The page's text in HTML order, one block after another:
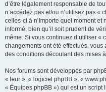
d’être légalement responsable de
n’accédez pas et/ou n’utilisez pas «
celles-ci à n’importe quel moment
informé, bien qu’il soit prudent de
même. Si vous continuez d’utiliser «
changements ont été effectués, vous
des conditions découlant des mises
Nos forums sont développés par
« leur », « logiciel phpBB », «
« Équipes phpBB ») qui est un script